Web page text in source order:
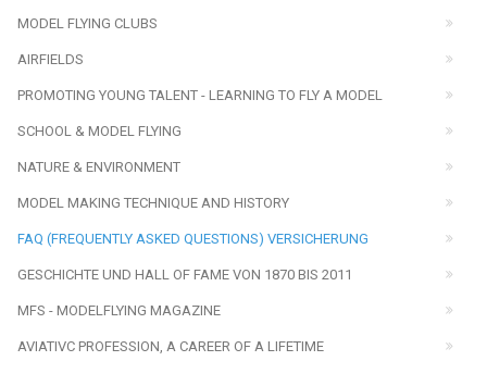
MODEL FLYING CLUBS
AIRFIELDS
PROMOTING YOUNG TALENT - LEARNING TO FLY A MODEL
SCHOOL & MODEL FLYING
NATURE & ENVIRONMENT
MODEL MAKING TECHNIQUE AND HISTORY
FAQ (FREQUENTLY ASKED QUESTIONS) VERSICHERUNG
GESCHICHTE UND HALL OF FAME VON 1870 BIS 2011
MFS - MODELFLYING MAGAZINE
AVIATIVC PROFESSION, A CAREER OF A LIFETIME